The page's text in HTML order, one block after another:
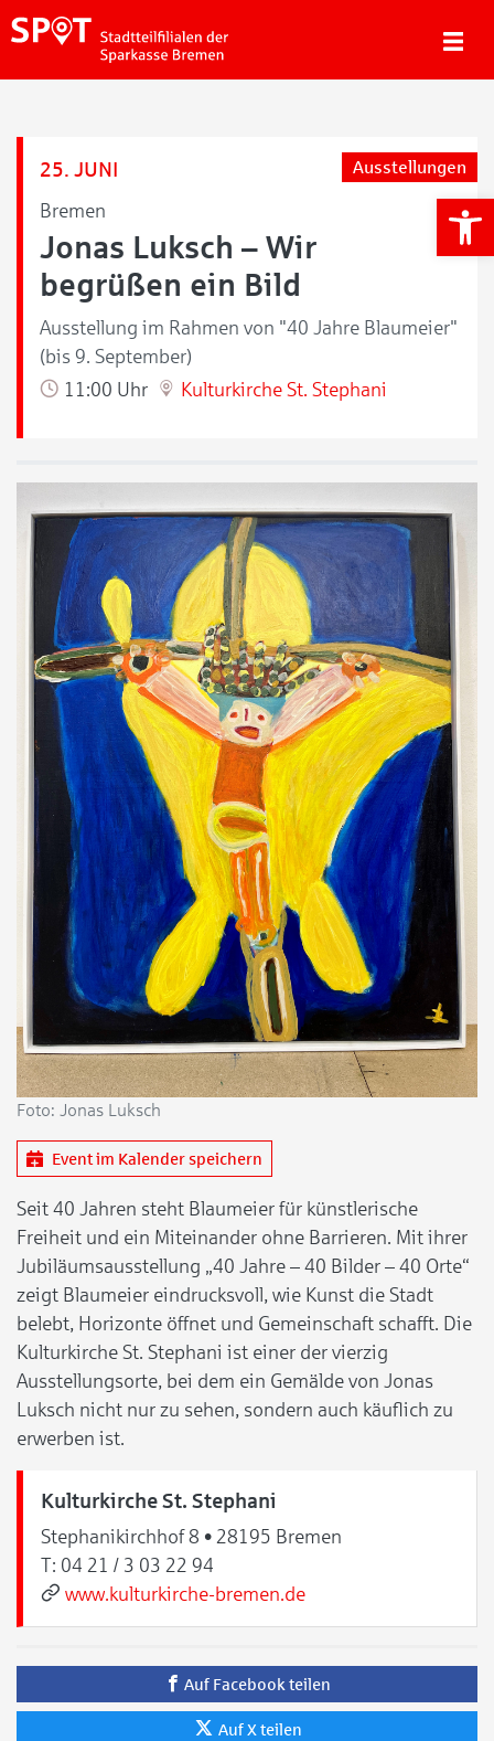
25. JUNI
Bremen
Ausstellungen
Jonas Luksch – Wir
begrüßen ein Bild
Ausstellung im Rahmen von "40 Jahre Blaumeier"
(bis 9. September)
11:00 Uhr
Kulturkirche St. Stephani
Foto: Jonas Luksch
Event im Kalender speichern
Seit 40 Jahren steht Blaumeier für künstlerische
Freiheit und ein Miteinander ohne Barrieren. Mit ihrer
Jubiläumsausstellung „40 Jahre – 40 Bilder – 40 Orte“
zeigt Blaumeier eindrucksvoll, wie Kunst die Stadt
belebt, Horizonte öffnet und Gemeinschaft schafft. Die
Kulturkirche St. Stephani ist einer der vierzig
Ausstellungsorte, bei dem ein Gemälde von Jonas
Luksch nicht nur zu sehen, sondern auch käuflich zu
erwerben ist.
Kulturkirche St. Stephani
Stephanikirchhof 8 • 28195 Bremen
T: 04 21 / 3 03 22 94
www.kulturkirche-bremen.de
Auf Facebook teilen
Auf X teilen